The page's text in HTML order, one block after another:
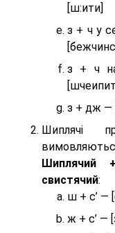
[ш:ити]
з + ч у
з + ч
з + дж —
Шиплячі
Шиплячий
свистячий:
ш + с’ —
ж + с’ —